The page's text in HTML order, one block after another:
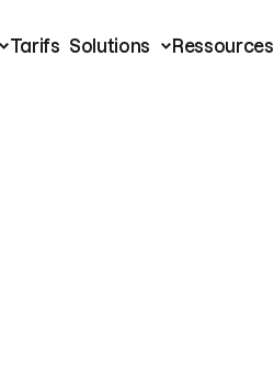
Tarifs Solutions Ressources